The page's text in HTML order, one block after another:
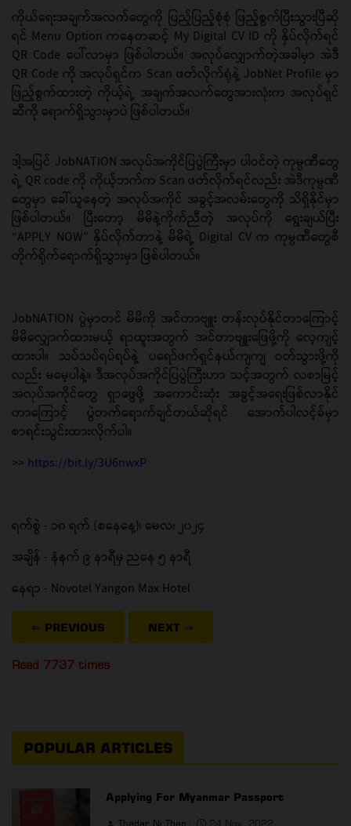
ကိုယ်ရေးအချက်အလက်တွေကို ပြည့်ပြည့်စုံစုံ ဖြည့်စွက်ပြီးသွားပြီဆို
ရင် Menu Option ကနေတဆင့် My Digital CV ID ကို နှိပ်လိုက်ရင်
QR Code ပေါ်လာမှာ ဖြစ်ပါတယ်။ အလုပ်လျှောက်တဲ့အခါမှာ အဲဒီ
QR Code ကို အလုပ်ရှင်က Scan ဖတ်လိုက်ရုံနဲ့ JobNet Profile မှာ
ဖြည့်စွက်ထားတဲ့ ကိုယ့်ရဲ့ အချက်အလက်တွေအားလုံးက အလုပ်ရှင်
ဆီကို ရောက်ရှိသွားမှာပဲ ဖြစ်ပါတယ်။
ဒါ့အပြင် JobNATION အလုပ်အကိုင်ပြပွဲကြီးမှာ ပါဝင်တဲ့ ကုမ္ပဏီတွေ
ရဲ့ QR code ကို ကိုယ့်ဘက်က Scan ဖတ်လိုက်ရင်လည်း အဲဒီကုမ္ပဏီ
တွေမှာ ခေါ်ယူနေတဲ့ အလုပ်အကိုင် အခွင့်အလမ်းတွေကို သိရှိနိုင်မှာ
ဖြစ်ပါတယ်။ ပြီးတော့ မိမိနဲ့ကိုက်ညီတဲ့ အလုပ်ကို ရွေးချယ်ပြီး
“APPLY NOW” နှိပ်လိုက်တာနဲ့ မိမိရဲ့ Digital CV က ကုမ္ပဏီတွေစီ
တိုက်ရိုက်ရောက်ရှိသွားမှာ ဖြစ်ပါတယ်။
JobNATION ပွဲမှာတင် မိမိကို အင်တာဗျူး တန်းလုပ်နိုင်တာကြောင့်
မိမိလျှောက်ထားမယ့် ရာထူးအတွက် အင်တာဗျူးဖြေဖို့ကို လေ့ကျင့်
ထားပါ။ သပ်သပ်ရပ်ရပ်နဲ့ ပရော်ဖက်ရှင်နယ်ကျကျ ဝတ်သွားဖို့ကို
လည်း မမေ့ပါနဲ့။ ဒီအလုပ်အကိုင်ပြပွဲကြီးဟာ သင့်အတွက် လစာမြင့်
အလုပ်အကိုင်တွေ ရှာဖွေဖို့ အကောင်းဆုံး အခွင့်အရေးဖြစ်လာနိုင်
တာကြောင့် ပွဲတက်ရောက်ချင်တယ်ဆိုရင် အောက်ပါလင့်ခ်မှာ
စာရင်းသွင်းထားလိုက်ပါ။
>> https://bit.ly/3U6nwxP
ရက်စွဲ - ၁၈ ရက် (စနေနေ့)၊ မေလ၊ ၂၀၂၄
အချိန် - နံနက် ၉ နာရီမှ ညနေ ၅ နာရီ
နေရာ - Novotel Yangon Max Hotel
⇐ PREVIOUS NEXT ⇒
Read 7737 times
POPULAR ARTICLES
Applying For Myanmar Passport
Thadar Ni Than 24 Nov, 2022